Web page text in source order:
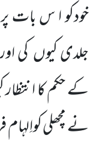
خودکو ا س بات
جلدی کیوںکی
کے حکم کا
نے مچھلی کواِلہام